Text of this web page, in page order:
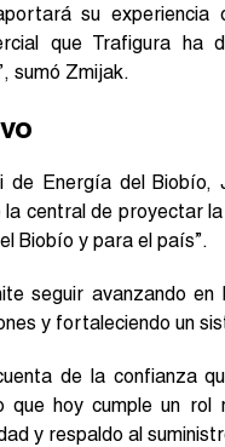
su
que Trafigura
sumó Zmijak.
de Energía del
central de proyectar
Biobío y para el país”.
seguir avanzando
y fortaleciendo un
de la confianza
que hoy cumple un rol
y respaldo al